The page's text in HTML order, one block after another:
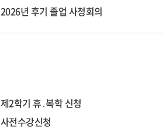
2026년 후기 졸업 사정회의
제2학기 휴․복학 신청
사전수강신청